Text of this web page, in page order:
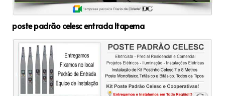
poste padrão celesc entrada Itapema